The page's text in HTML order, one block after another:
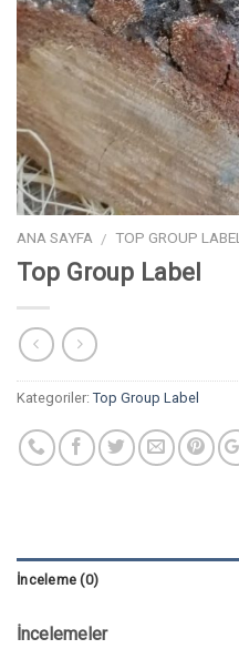
ANA SAYFA / TOP GROUP LABEL
Top Group Label
Kategoriler: Top Group Label
İnceleme (0)
İncelemeler